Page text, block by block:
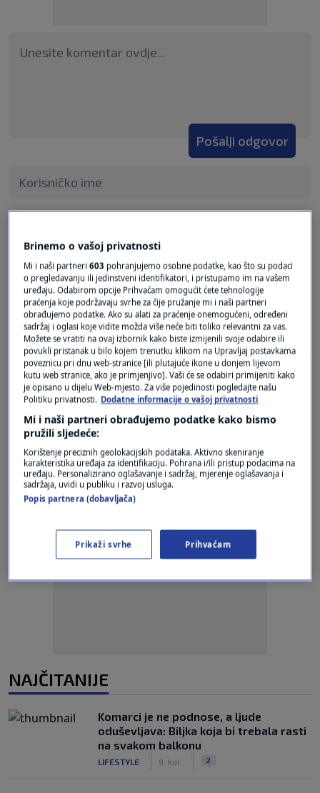
Pošalji odgovor
Oglas
NAJČITANIJE
Komarci je ne podnose, a ljude
oduševljava: Biljka koja bi trebala rasti
na svakom balkonu
LIFESTYLE 9. kol. 2
Brinemo o vašoj privatnosti
Mi i naši partneri603 pohranjujemo osobne podatke, kao što su podaci
o pregledavanju ili jedinstveni identifikatori, i pristupamo im na vašem
uređaju. Odabirom opcije Prihvaćam omogućit ćete tehnologije
praćenja koje podržavaju svrhe za čije pružanje mi i naši partneri
obrađujemo podatke. Ako su alati za praćenje onemogućeni, određeni
sadržaj i oglasi koje vidite možda više neće biti toliko relevantni za vas.
Možete se vratiti na ovaj izbornik kako biste izmijenili svoje odabire ili
povukli pristanak u bilo kojem trenutku klikom na Upravljaj postavkama
poveznicu pri dnu web-stranice [ili plutajuće ikone u donjem lijevom
kutu web stranice, ako je primjenjivo]. Vaši će se odabiri primijeniti kako
je opisano u dijelu Web-mjesto. Za više pojedinosti pogledajte našu
Politiku privatnosti. Dodatne informacije o vašoj privatnosti
Mi i naši partneri obrađujemo podatke kako bismo
pružili sljedeće:
Korištenje preciznih geolokacijskih podataka. Aktivno skeniranje
karakteristika uređaja za identifikaciju. Pohrana i/ili pristup podacima na
uređaju. Personalizirano oglašavanje i sadržaj, mjerenje oglašavanja i
sadržaja, uvidi u publiku i razvoj usluga.
Popis partnera (dobavljača)
Prikaži svrhe Prihvaćam